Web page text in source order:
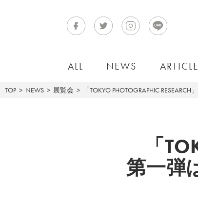
ALL NEWS
TOP NEWS 展覧会 「TOKYO PHOTOGRAPHIC
「
第一弾